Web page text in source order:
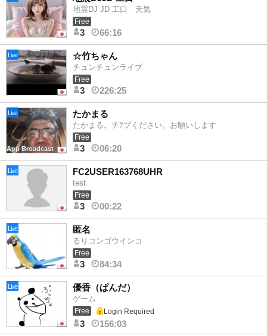
地震DJ JD 工口 天気
Free
3 66:16
Live ☆竹ちゃん
チュンチュンライブ
Free
3 226:25
Live
App Broadcast
たかまる
たかまる。チﾂプください。お願いします
Free
3 06:20
Live FC2USER163768UHR
test
Free
3 00:22
Live 匿名
るりコンゴウインコ
Free
3 84:34
Live 優香（ぱんだ）
ゲーム
Free Login Required
3 156:03